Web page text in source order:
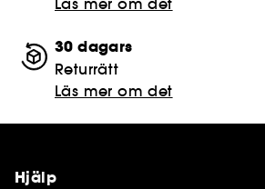
30 dagars
Returrätt
Läs mer om det
Hjälp